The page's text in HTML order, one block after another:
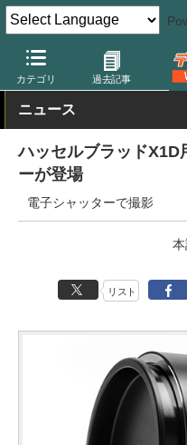
カテゴリ 過去記事
デジカメ Watch カメラ 中
ニュース
ハッセルブラッドX1D
ーが登場
電子シャッターで撮影
リスト